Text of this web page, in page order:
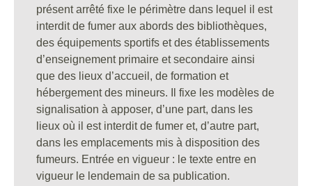
présent arrêté fixe le périmètre dans lequel il est
interdit de fumer aux abords des bibliothèques,
des équipements sportifs et des établissements
d’enseignement primaire et secondaire ainsi
que des lieux d’accueil, de formation et
hébergement des mineurs. Il fixe les modèles de
signalisation à apposer, d’une part, dans les
lieux où il est interdit de fumer et, d’autre part,
dans les emplacements mis à disposition des
fumeurs. Entrée en vigueur : le texte entre en
vigueur le lendemain de sa publication.